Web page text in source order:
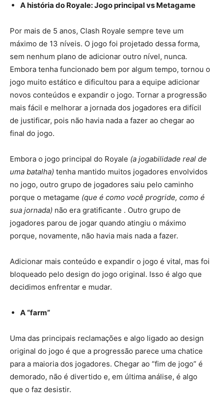
A história do Royale: Jogo principal vs Metagame
Por mais de 5 anos, Clash Royale sempre teve um
máximo de 13 níveis. O jogo foi projetado dessa forma,
sem nenhum plano de adicionar outro nível, nunca.
Embora tenha funcionado bem por algum tempo, tornou o
jogo muito estático e dificultou para a equipe adicionar
novos conteúdos e expandir o jogo. Tornar a progressão
mais fácil e melhorar a jornada dos jogadores era difícil
de justificar, pois não havia nada a fazer ao chegar ao
final do jogo.
Embora o jogo principal do Royale (a jogabilidade real de
uma batalha) tenha mantido muitos jogadores envolvidos
no jogo, outro grupo de jogadores saiu pelo caminho
porque o metagame (que é como você progride, como é
sua jornada) não era gratificante . Outro grupo de
jogadores parou de jogar quando atingiu o máximo
porque, novamente, não havia mais nada a fazer.
Adicionar mais conteúdo e expandir o jogo é vital, mas foi
bloqueado pelo design do jogo original. Isso é algo que
decidimos enfrentar e mudar.
A “farm”
Uma das principais reclamações e algo ligado ao design
original do jogo é que a progressão parece uma chatice
para a maioria dos jogadores. Chegar ao “fim de jogo” é
demorado, não é divertido e, em última análise, é algo
que o faz desistir.